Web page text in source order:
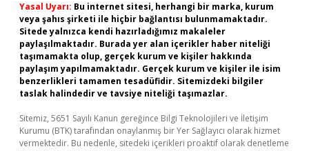
Yasal Uyarı: Bu internet sitesi, herhangi bir marka, kurum
veya şahıs şirketi ile hiçbir bağlantısı bulunmamaktadır.
Sitede yalnızca kendi hazırladığımız makaleler
paylaşılmaktadır. Burada yer alan içerikler haber niteliği
taşımamakta olup, gerçek kurum ve kişiler hakkında
paylaşım yapılmamaktadır. Gerçek kurum ve kişiler ile isim
benzerlikleri tamamen tesadüfidir. Sitemizdeki bilgiler
taslak halindedir ve tavsiye niteliği taşımazlar.
Sitemiz, 5651 Sayılı Kanun gereğince Bilgi Teknolojileri ve İletişim
Kurumu (BTK) tarafından onaylanmış bir Yer Sağlayıcı olarak hizmet
vermektedir. Bu nedenle, sitedeki içerikleri proaktif olarak denetleme